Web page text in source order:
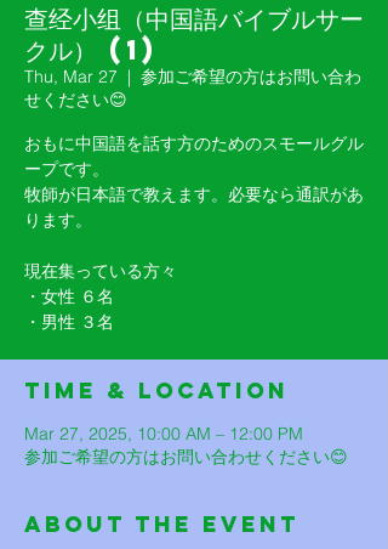
查经小组（中国語バイブルサー
クル） (1)
Thu, Mar 27
  |
参加ご希望の方はお問い合わ
せください😊
おもに中国語を話す方のためのスモールグル
ープです。
牧師が日本語で教えます。必要なら通訳があ
ります。
現在集っている方々
・女性 ６名
・男性 ３名
Time & Location
Mar 27, 2025, 10:00 AM – 12:00 PM
参加ご希望の方はお問い合わせください😊
About The Event